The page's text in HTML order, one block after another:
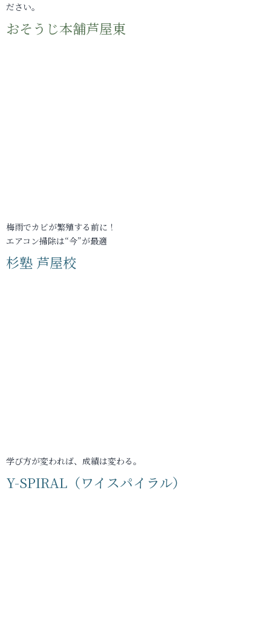
ださい。
おそうじ本舗芦屋東
梅雨でカビが繁殖する前に！
エアコン掃除は“今”が最適
杉塾 芦屋校
学び方が変われば、成績は変わる。
Y-SPIRAL（ワイスパイラル）